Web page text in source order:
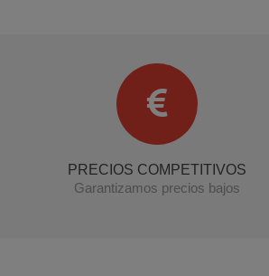
PRECIOS COMPETITIVOS
Garantizamos precios bajos